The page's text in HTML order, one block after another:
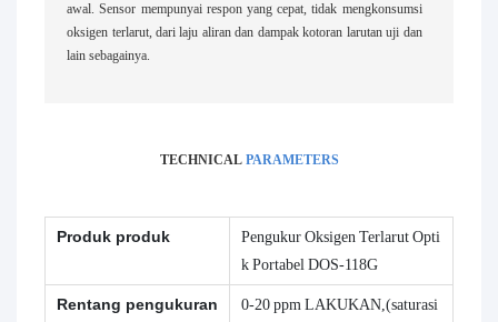
awal. Sensor mempunyai respon yang cepat, tidak mengkonsumsi
oksigen terlarut, dari laju aliran dan dampak kotoran larutan uji dan
lain sebagainya.
TECHNICAL PARAMETERS
Produk produk
Pengukur Oksigen Terlarut Opti
k Portabel DOS-118G
Rentang pengukuran
0-20 ppm LAKUKAN,(saturasi